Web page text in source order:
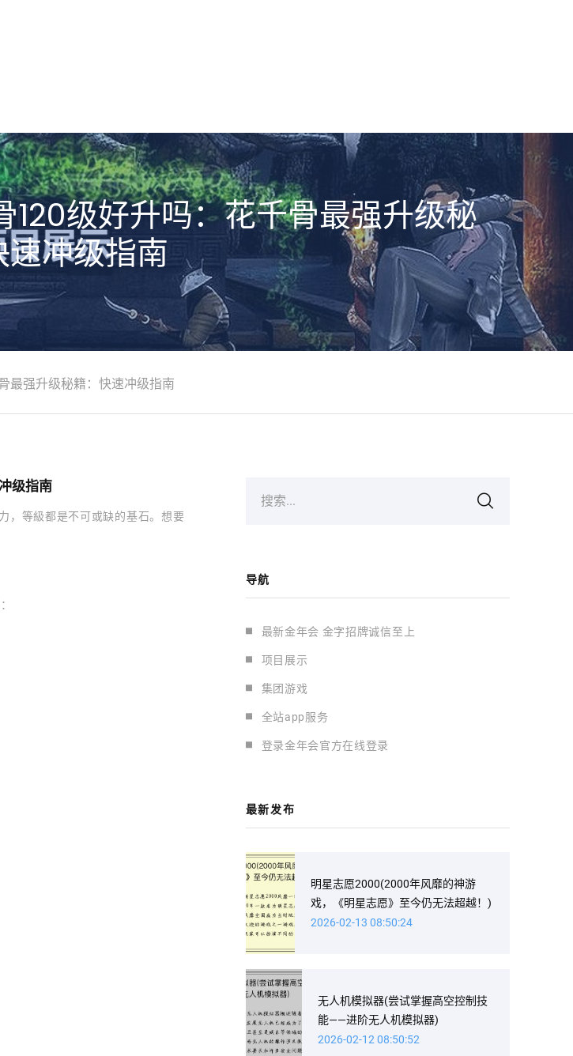
级好升吗：花千骨最强升级秘
冲级指南
最强升级秘籍：快速冲级指南
级指南
，等級都是不可或缺的基石。想要
搜索...
导航
最新金年会 金字招牌诚信至上
项目展示
集团游戏
全站app服务
登录金年会官方在线登录
最新发布
明星志愿2000(2000年风靡的神游
戏，《明星志愿》至今仍无法超越！)
2026-02-13 08:50:24
无人机模拟器(尝试掌握高空控制技
能——进阶无人机模拟器)
2026-02-12 08:50:52